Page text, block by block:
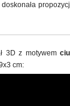
3D z motywem
cm: